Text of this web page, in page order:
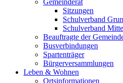
Gemeinderat
Sitzungen
Schulverband
Schulverband
Beauftragte der
Busverbindungen
Spartenträger
Bürgerversammlungen
Leben & Wohnen
Ortsinformationen